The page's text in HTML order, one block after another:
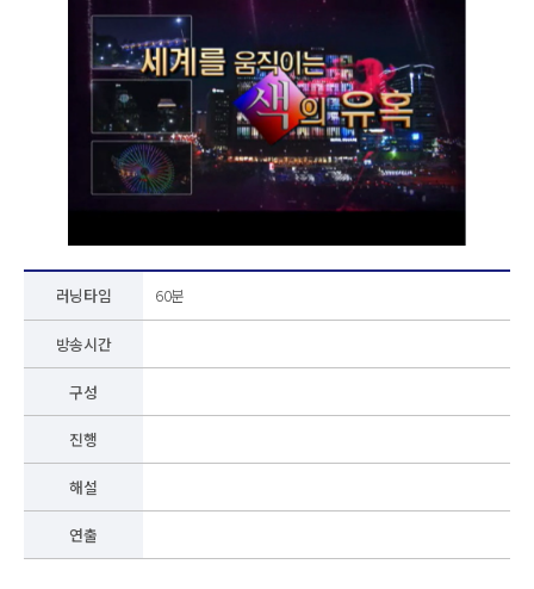
러닝타임 60분
방송시간
구성
진행
해설
연출